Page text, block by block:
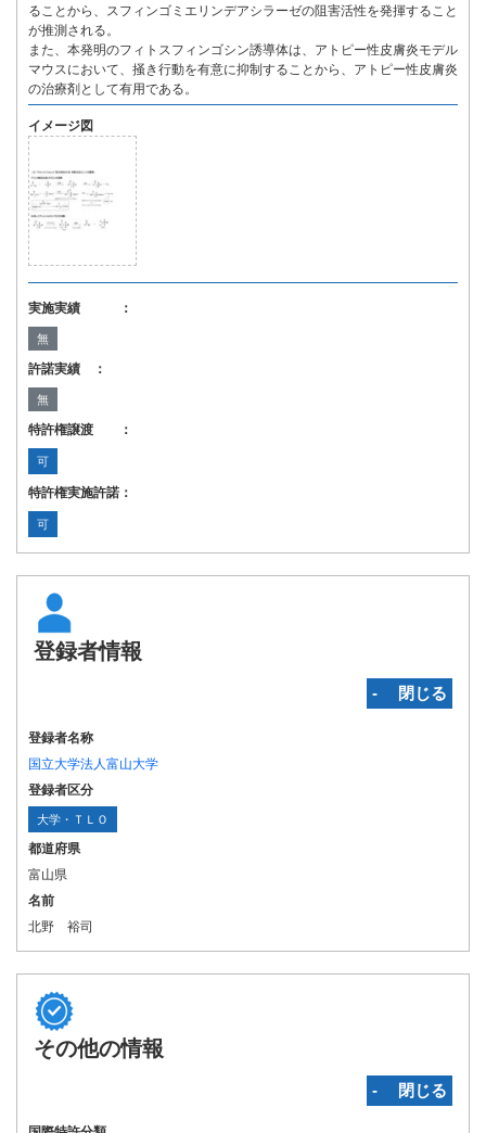
ることから、スフィンゴミエリンデアシラーゼの阻害活性を発揮すること
が推測される。
また、本発明のフィトスフィンゴシン誘導体は、アトピー性皮膚炎モデル
マウスにおいて、掻き行動を有意に抑制することから、アトピー性皮膚炎
の治療剤として有用である。
イメージ図
実施実績 ：
無
許諾実績 ：
無
特許権譲渡 ：
可
特許権実施許諾：
可
登録者情報
‐ 閉じる
登録者名称
国立大学法人富山大学
登録者区分
大学・ＴＬＯ
都道府県
富山県
名前
北野 裕司
その他の情報
‐ 閉じる